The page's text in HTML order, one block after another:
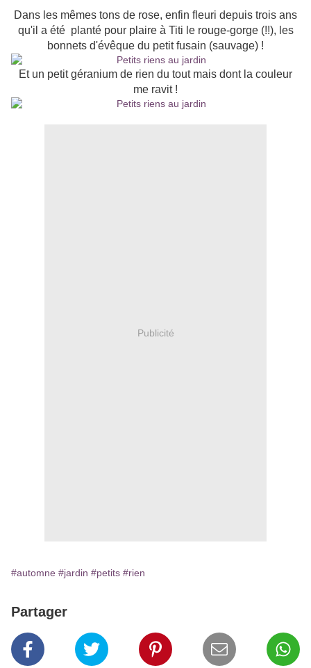
Dans les mêmes tons de rose, enfin fleuri depuis trois ans
qu'il a été planté pour plaire à Titi le rouge-gorge (!!), les
bonnets d'évêque du petit fusain (sauvage) !
Et un petit géranium de rien du tout mais dont la couleur
me ravit !
Publicité
#automne #jardin #petits #rien
Partager